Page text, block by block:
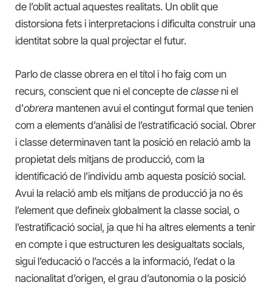
de l’oblit actual aquestes realitats. Un oblit que
distorsiona fets i interpretacions i dificulta construir una
identitat sobre la qual projectar el futur.
Parlo de classe obrera en el títol i ho faig com un
recurs, conscient que ni el concepte de classe ni el
d’obrera mantenen avui el contingut formal que tenien
com a elements d’anàlisi de l’estratificació social. Obrer
i classe determinaven tant la posició en relació amb la
propietat dels mitjans de producció, com la
identificació de l’individu amb aquesta posició social.
Avui la relació amb els mitjans de producció ja no és
l’element que defineix globalment la classe social, o
l’estratificació social, ja que hi ha altres elements a tenir
en compte i que estructuren les desigualtats socials,
sigui l’educació o l’accés a la informació, l’edat o la
nacionalitat d’origen, el grau d’autonomia o la posició